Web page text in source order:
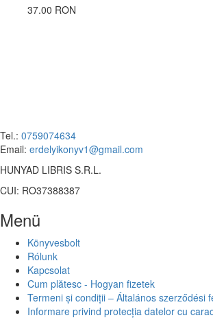
37.00 RON
Tel.: 0759074634
Email: erdelyikonyv1@gmail.com
HUNYAD LIBRIS S.R.L.
CUI: RO37388387
Menü
Könyvesbolt
Rólunk
Kapcsolat
Cum plătesc - Hogyan fizetek
Termeni și condiții – Általános szerződési
Informare privind protecția datelor cu